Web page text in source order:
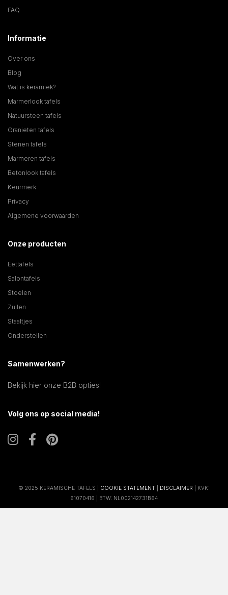
FAQ
Informatie
Over ons
Blog
Wat is keramiek?
Marmerlook tafels
Natuursteen tafels
Granieten tafels
Stenen tafels
Marmeren tafels
Betonlook tafels
Keurmerk
Privacy
Algemene voorwaarden
Onze producten
Eettafels
Salontafels
Stoelen
Zuilen
Staaltjes
Onderstellen
Samenwerken?
Bekijk hier onze B2B opties!
Volg ons op social media!
© 2025 KERAMISCHE TAFELS | COOKIE STATEMENT DISCLAIMER | KVK:
61070416 | BTW: NL002142731B64